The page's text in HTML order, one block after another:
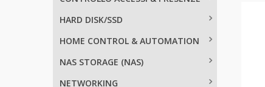
HARD DISK/SSD
HOME CONTROL & AUTOMATION
NAS STORAGE (NAS)
NETWORKING